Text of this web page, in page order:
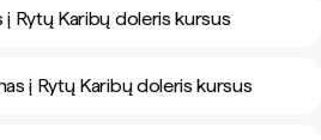
Rytų Karibų doleris kursus
į Rytų Karibų doleris kursus